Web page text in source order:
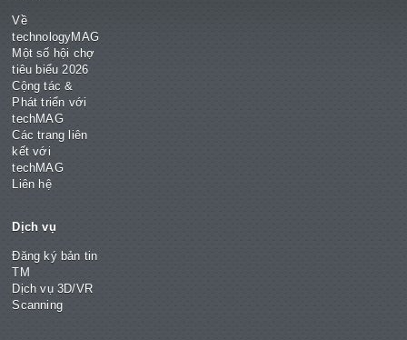
Về
technologyMAG
Một số hội chợ
tiêu biểu 2026
Cộng tác &
Phát triển với
techMAG
Các trang liên
kết với
techMAG
Liên hệ
Dịch vụ
Đăng ký bản tin
TM
Dịch vụ 3D/VR
Scanning